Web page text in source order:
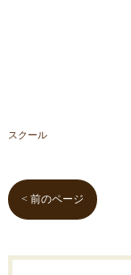
スクール
< 前のページ